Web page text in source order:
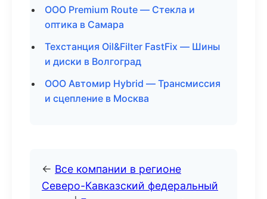
ООО Premium Route — Стекла и
оптика в Самара
Техстанция Oil&Filter FastFix — Шины
и диски в Волгоград
ООО Автомир Hybrid — Трансмиссия
и сцепление в Москва
← Все компании в регионе
Северо-Кавказский федеральный